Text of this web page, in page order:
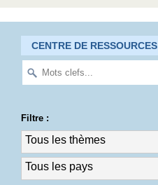
CENTRE DE RESSOURCES
Filtre :